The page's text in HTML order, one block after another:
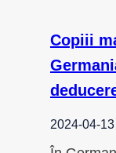
Copiii
2024-04-13